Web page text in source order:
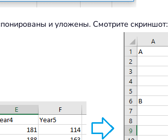
и уложены. Смотрите скриншот: